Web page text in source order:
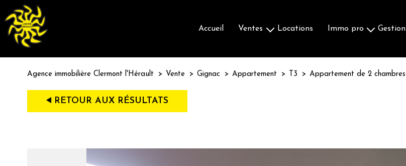
accueil ventes locations immo pro gestion
Agence immobilière Clermont l'Hérault Vente Gignac Appartement T3 Appartement de 2 chambres
RETOUR AUX RÉSULTATS